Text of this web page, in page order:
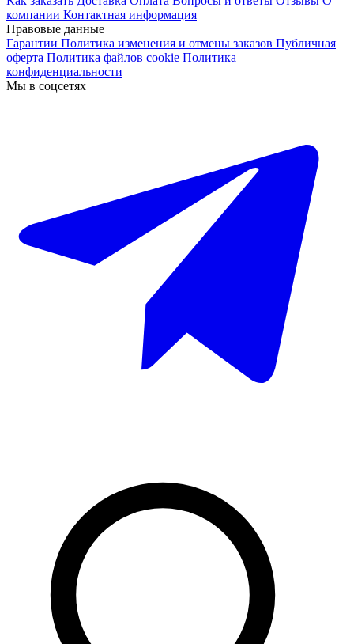
компании Контактная информация
Правовые данные
Гарантии Политика изменения и отмены заказов Публичная
оферта Политика файлов cookie Политика
конфиденциальности
Мы в соцсетях